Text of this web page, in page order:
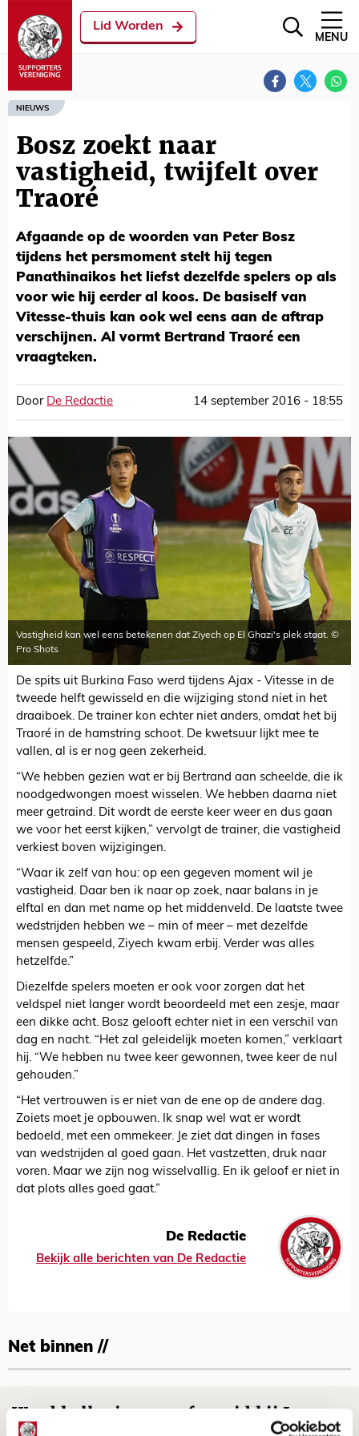
Lid Worden
MENU
NIEUWS
Bosz zoekt naar
vastigheid, twijfelt over
Traoré
Afgaande op de woorden van Peter Bosz
tijdens het persmoment stelt hij tegen
Panathinaikos het liefst dezelfde spelers op als
voor wie hij eerder al koos. De basiself van
Vitesse-thuis kan ook wel eens aan de aftrap
verschijnen. Al vormt Bertrand Traoré een
vraagteken.
Door De Redactie 14 september 2016 - 18:55
Vastigheid kan wel eens betekenen dat Ziyech op El Ghazi's plek staat. ©
Pro Shots
De spits uit Burkina Faso werd tijdens Ajax - Vitesse in de
tweede helft gewisseld en die wijziging stond niet in het
draaiboek. De trainer kon echter niet anders, omdat het bij
Traoré in de hamstring schoot. De kwetsuur lijkt mee te
vallen, al is er nog geen zekerheid.
“We hebben gezien wat er bij Bertrand aan scheelde, die ik
noodgedwongen moest wisselen. We hebben daarna niet
meer getraind. Dit wordt de eerste keer weer en dus gaan
we voor het eerst kijken,” vervolgt de trainer, die vastigheid
verkiest boven wijzigingen.
“Waar ik zelf van hou: op een gegeven moment wil je
vastigheid. Daar ben ik naar op zoek, naar balans in je
elftal en dan met name op het middenveld. De laatste twee
wedstrijden hebben we – min of meer – met dezelfde
mensen gespeeld, Ziyech kwam erbij. Verder was alles
hetzelfde.”
Diezelfde spelers moeten er ook voor zorgen dat het
veldspel niet langer wordt beoordeeld met een zesje, maar
een dikke acht. Bosz gelooft echter niet in een verschil van
dag en nacht. “Het zal geleidelijk moeten komen,” verklaart
hij. “We hebben nu twee keer gewonnen, twee keer de nul
gehouden.”
“Het vertrouwen is er niet van de ene op de andere dag.
Zoiets moet je opbouwen. Ik snap wel wat er wordt
bedoeld, met een ommekeer. Je ziet dat dingen in fases
van wedstrijden al goed gaan. Het vastzetten, druk naar
voren. Maar we zijn nog wisselvallig. En ik geloof er niet in
dat plots alles goed gaat.”
De Redactie
Bekijk alle berichten van De Redactie
Net binnen //
Word ballenjongen of -meid bij Jong